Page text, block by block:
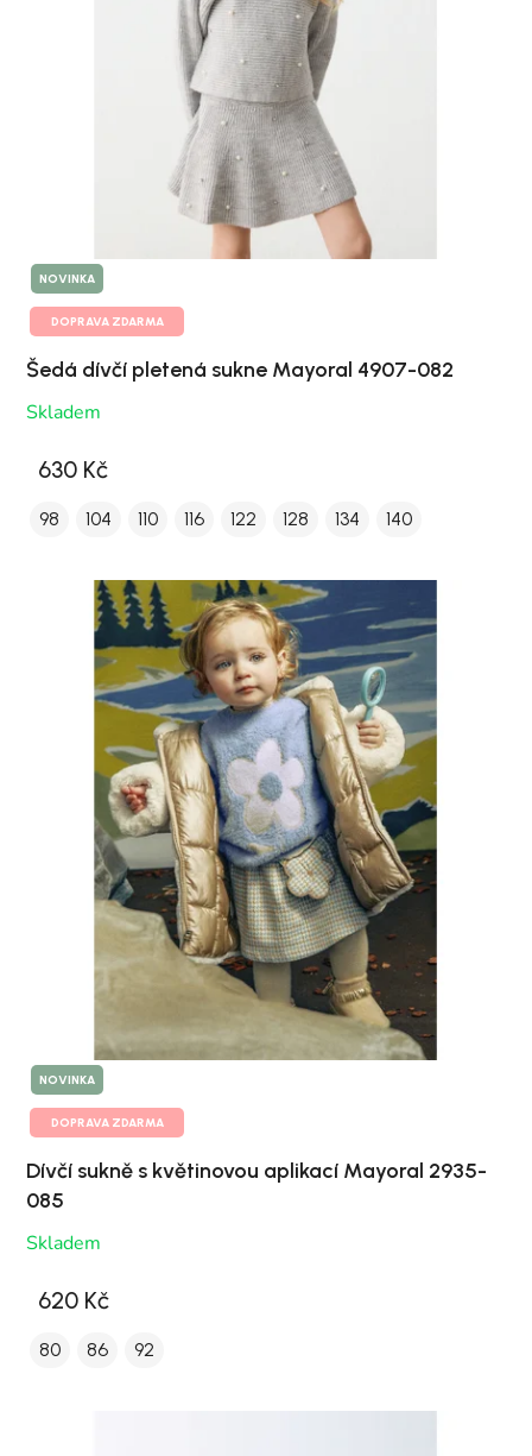
NOVINKA
DOPRAVA ZDARMA
Šedá dívčí pletená sukne Mayoral 4907-082
Skladem
630 Kč
98 104 110 116 122 128 134 140
NOVINKA
DOPRAVA ZDARMA
Dívčí sukně s květinovou aplikací Mayoral 2935-
085
Skladem
620 Kč
80 86 92